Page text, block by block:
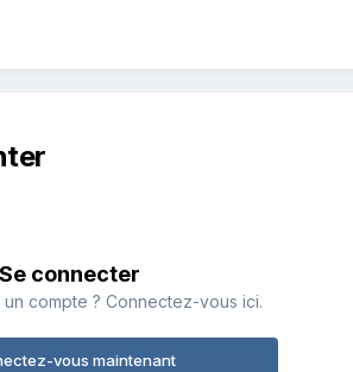
Se connecter
compte ? Connectez-vous ici.
vous maintenant